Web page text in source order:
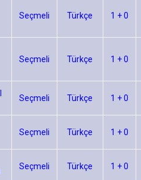
Seçmeli Türkçe 1 + 0
Seçmeli Türkçe 1 + 0
Seçmeli Türkçe 1 + 0
Seçmeli Türkçe 1 + 0
Seçmeli Türkçe 1 + 0